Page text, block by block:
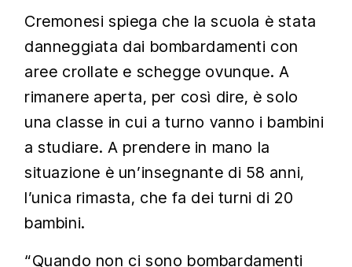
Cremonesi spiega che la scuola è stata
danneggiata dai bombardamenti con
aree crollate e schegge ovunque. A
rimanere aperta, per così dire, è solo
una classe in cui a turno vanno i bambini
a studiare. A prendere in mano la
situazione è un’insegnante di 58 anni,
l’unica rimasta, che fa dei turni di 20
bambini.
“Quando non ci sono bombardamenti